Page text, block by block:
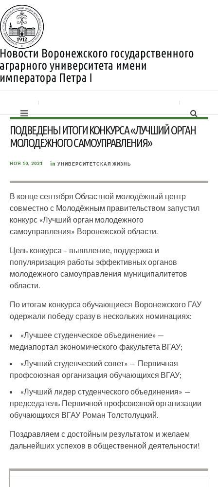
ПОДВЕДЕНЫ ИТОГИ КОНКУРСА «ЛУЧШИЙ ОРГАН
МОЛОДЕЖНОГО САМОУПРАВЛЕНИЯ»
НОЯ 10, 2021 in УНИВЕРСИТЕТСКАЯ ЖИЗНЬ
В конце сентября Областной молодёжный центр
совместно с Молодёжным правительством запустил
конкурс «Лучший орган молодежного
самоуправления» Воронежской области.
Цель конкурса – выявление, поддержка и
популяризация работы эффективных органов
молодежного самоуправления муниципалитетов
области.
По итогам конкурса обучающиеся Воронежского ГАУ
одержали победу сразу в нескольких номинациях:
«Лучшее студенческое объединение» —
медиапортал экономического факультета ВГАУ;
«Лучший студенческий совет» — Первичная
профсоюзная организация обучающихся ВГАУ;
«Лучший лидер студенческого объединения» —
председатель Первичной профсоюзной организации
обучающихся ВГАУ Роман Толстолуцкий.
Поздравляем с достойным результатом и желаем
дальнейших успехов в общественной деятельности!